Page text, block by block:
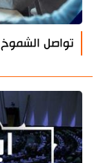
تواصل الشموخ